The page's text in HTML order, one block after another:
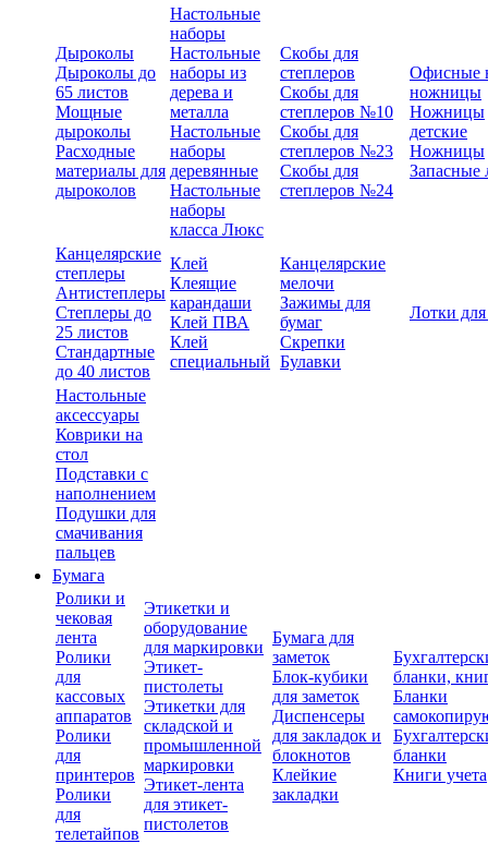
Дыроколы
Дыроколы до
65 листов
Мощные
дыроколы
Расходные
материалы для
дыроколов
Настольные
наборы
Настольные
наборы из
дерева и
металла
Настольные
наборы
деревянные
Настольные
наборы
класса Люкс
Скобы для
степлеров
Скобы для
степлеров №10
Скобы для
степлеров №23
Скобы для
степлеров №24
Офисные
ножницы
Ножницы
детские
Ножницы
Запасные
Канцелярские
степлеры
Антистеплеры
Степлеры до
25 листов
Стандартные
до 40 листов
Клей
Клеящие
карандаши
Клей ПВА
Клей
специальный
Канцелярские
мелочи
Зажимы для
бумаг
Скрепки
Булавки
Лотки
Настольные
аксессуары
Коврики на
стол
Подставки с
наполнением
Подушки для
смачивания
пальцев
Бумага
Ролики и
чековая
лента
Ролики
для
кассовых
аппаратов
Ролики
для
принтеров
Ролики
для
телетайпов
Этикетки и
оборудование
для маркировки
Этикет-
пистолеты
Этикетки для
складской и
промышленной
маркировки
Этикет-лента
для этикет-
пистолетов
Бумага для
заметок
Блок-кубики
для заметок
Диспенсеры
для закладок и
блокнотов
Клейкие
закладки
бланки,
Бланки
бланки
Книги учета